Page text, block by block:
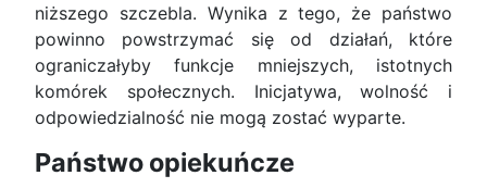
niższego szczebla. Wynika z tego, że państwo
powinno powstrzymać się od działań, które
ograniczałyby funkcje mniejszych, istotnych
komórek społecznych. Inicjatywa, wolność i
odpowiedzialność nie mogą zostać wyparte.
Państwo opiekuńcze